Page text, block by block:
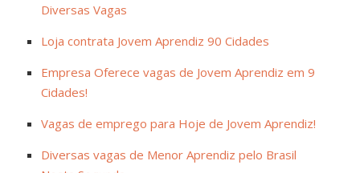
Diversas Vagas
Loja contrata Jovem Aprendiz 90 Cidades
Empresa Oferece vagas de Jovem Aprendiz em 9
Cidades!
Vagas de emprego para Hoje de Jovem Aprendiz!
Diversas vagas de Menor Aprendiz pelo Brasil